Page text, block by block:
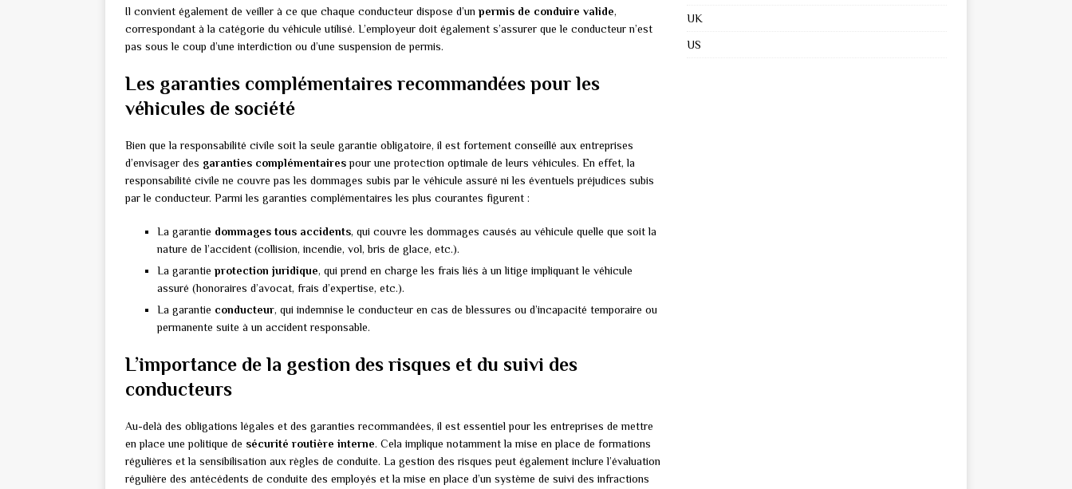
Il convient également de veiller à ce que chaque conducteur dispose d’un permis de conduire valide,
correspondant à la catégorie du véhicule utilisé. L’employeur doit également s’assurer que le conducteur n’est
pas sous le coup d’une interdiction ou d’une suspension de permis.
Les garanties complémentaires recommandées pour les
véhicules de société
Bien que la responsabilité civile soit la seule garantie obligatoire, il est fortement conseillé aux entreprises
d’envisager des garanties complémentairespour une protection optimale de leurs véhicules. En effet, la
responsabilité civile ne couvre pas les dommages subis par le véhicule assuré ni les éventuels préjudices subis
par le conducteur. Parmi les garanties complémentaires les plus courantes figurent :
La garantie dommages tous accidents, qui couvre les dommages causés au véhicule quelle que soit la
nature de l’accident (collision, incendie, vol, bris de glace, etc.).
La garantie protection juridique, qui prend en charge les frais liés à un litige impliquant le véhicule
assuré (honoraires d’avocat, frais d’expertise, etc.).
La garantie conducteur, qui indemnise le conducteur en cas de blessures ou d’incapacité temporaire ou
permanente suite à un accident responsable.
L’importance de la gestion des risques et du suivi des
conducteurs
Au-delà des obligations légales et des garanties recommandées, il est essentiel pour les entreprises de mettre
en place une politique de sécurité routière interne. Cela implique notamment la mise en place de formations
régulières et la sensibilisation aux règles de conduite. La gestion des risques peut également inclure l’évaluation
régulière des antécédents de conduite des employés et la mise en place d’un système de suivi des infractions
UK
US